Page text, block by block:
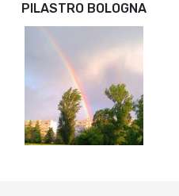
PILASTRO BOLOGNA